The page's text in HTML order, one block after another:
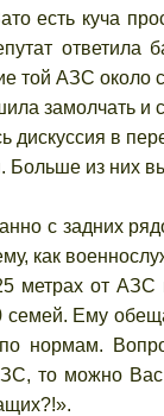
есть куча
той АЗС около
замолчать и
в
Больше из них
с задних рядов
как
от АЗС по
семей. Ему
нормам.
то можно Вас